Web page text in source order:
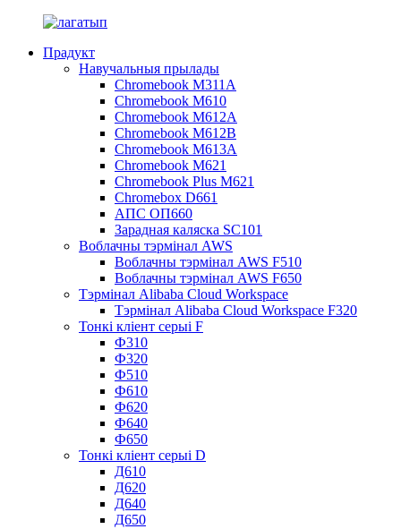
Прадукт
Навучальныя прылады
Chromebook M311A
Chromebook M610
Chromebook M612A
Chromebook M612B
Chromebook M613A
Chromebook M621
Chromebook Plus M621
Chromebox D661
АПС ОП660
Зарадная каляска SC101
Воблачны тэрмінал AWS
Воблачны тэрмінал AWS F510
Воблачны тэрмінал AWS F650
Тэрмінал Alibaba Cloud Workspace
Тэрмінал Alibaba Cloud Workspace F320
Тонкі кліент серыі F
Ф310
Ф320
Ф510
Ф610
Ф620
Ф640
Ф650
Тонкі кліент серыі D
Д610
Д620
Д640
Д650